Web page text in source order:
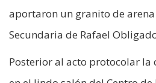
aportaron un granito de
Secundaria de Rafael
Posterior al acto protocolar la